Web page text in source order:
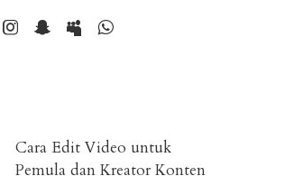
Cara Edit Video untuk
Pemula dan Kreator Konten